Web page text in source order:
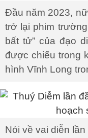
Đầu năm 2023,
trở lại phim
bất tử” của đạo
được chiếu trong
hình Vĩnh Long
Nói về vai diễn